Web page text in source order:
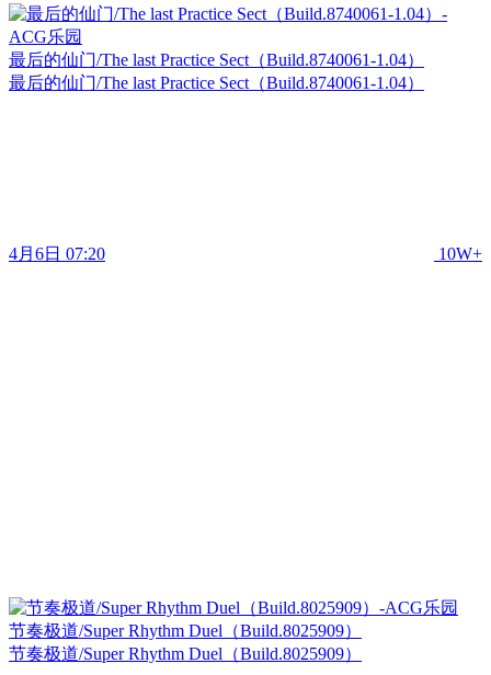
最后的仙门/The last Practice Sect（Build.8740061-1.04）
最后的仙门/The last Practice Sect（Build.8740061-1.04）
4月6日 07:20 10W+
节奏极道/Super Rhythm Duel（Build.8025909）
节奏极道/Super Rhythm Duel（Build.8025909）